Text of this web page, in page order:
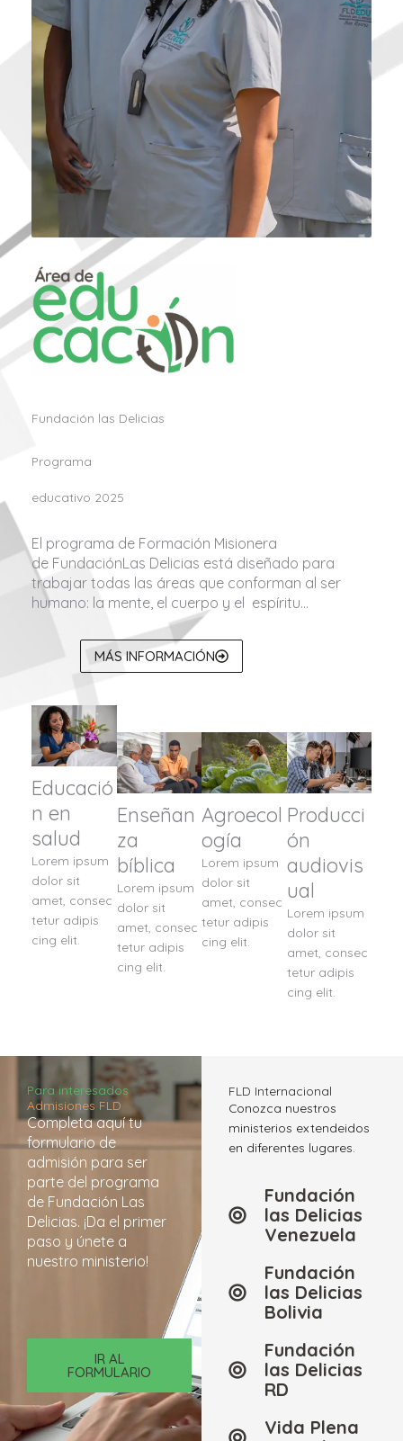
Fundación las Delicias
Programa
educativo 2025
El programa de Formación Misionera
de FundaciónLas Delicias está diseñado para
trabajar todas las áreas que conforman al ser
humano: la mente, el cuerpo y el espíritu…
MÁS INFORMACIÓN
Educació
n en
salud
Lorem ipsum
dolor sit
amet, consec
tetur adipis
cing elit.
Enseñan
za
bíblica
Lorem ipsum
dolor sit
amet, consec
tetur adipis
cing elit.
Agroecol
ogía
Lorem ipsum
dolor sit
amet, consec
tetur adipis
cing elit.
Producci
ón
audiovis
ual
Lorem ipsum
dolor sit
amet, consec
tetur adipis
cing elit.
Para interesados
Admisiones FLD
Completa aquí tu
formulario de
admisión para ser
parte del programa
de Fundación Las
Delicias. ¡Da el primer
paso y únete a
nuestro ministerio!
IR AL
FORMULARIO
FLD Internacional
Conozca nuestros
ministerios extendeidos
en diferentes lugares.
Fundación
las Delicias
Venezuela
Fundación
las Delicias
Bolivia
Fundación
las Delicias
RD
Vida Plena